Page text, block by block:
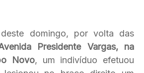
domingo, por volta das
Presidente Vargas, na
Novo, um indivíduo efetuou